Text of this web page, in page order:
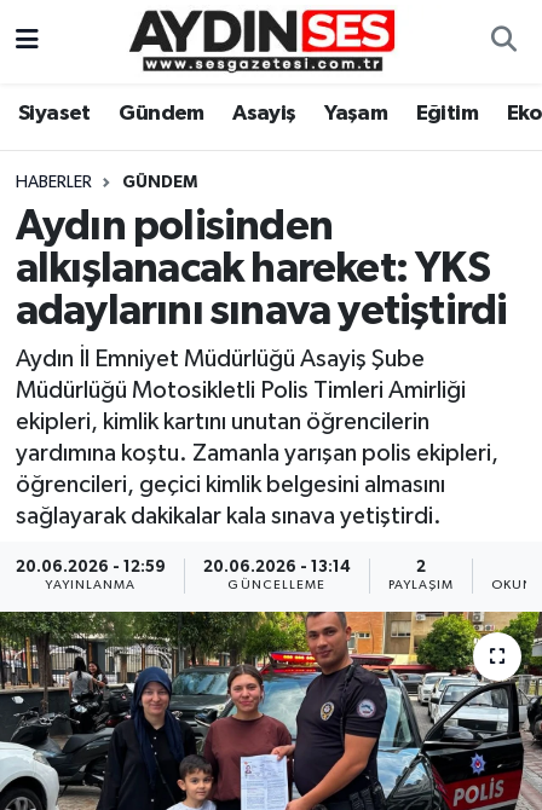
Siyaset Gündem Asayiş Yaşam Eğitim
HABERLER GÜNDEM
Aydın polisinden
alkışlanacak hareket: YKS
adaylarını sınava yetiştirdi
Aydın İl Emniyet Müdürlüğü Asayiş Şube
Müdürlüğü Motosikletli Polis Timleri Amirliği
ekipleri, kimlik kartını unutan öğrencilerin
yardımına koştu. Zamanla yarışan polis ekipleri,
öğrencileri, geçici kimlik belgesini almasını
sağlayarak dakikalar kala sınava yetiştirdi.
20.06.2026 - 12:59
YAYINLANMA
20.06.2026 - 13:14
GÜNCELLEME
2
PAYLAŞIM
Gündem
Siyaset
Ekonomi
Yaşam
Eğitim
Kültür Sanat
Spor
Aydın Hava Durumu
Aydin Namaz Vakitleri
Aydın Trafik Yoğunluk Haritası
Süper Lig Puan Durumu ve Fikstür
Tüm Manşetler
Son Dakika Haberleri
Haber Arşivi